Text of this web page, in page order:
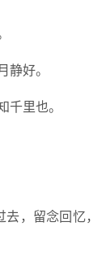
静好。
千里也。
，留念回忆，